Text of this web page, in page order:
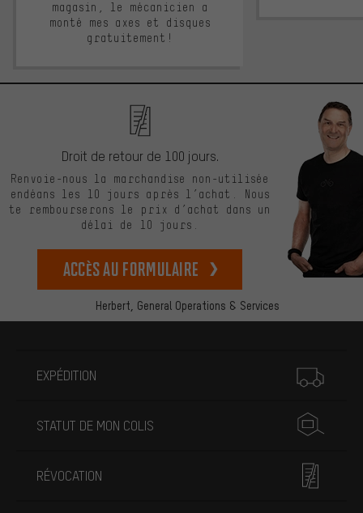
magasin, le mécanicien a
monté mes axes et disques
gratuitement!
Herbert, General Operations & Services
Droit de retour de 100 jours.
Renvoie-nous la marchandise non-utilisée
endéans les 10 jours après l’achat. Nous
te rembourserons le prix d’achat dans un
délai de 10 jours.
Accès au formulaire
EXPÉDITION
STATUT DE MON COLIS
RÉVOCATION